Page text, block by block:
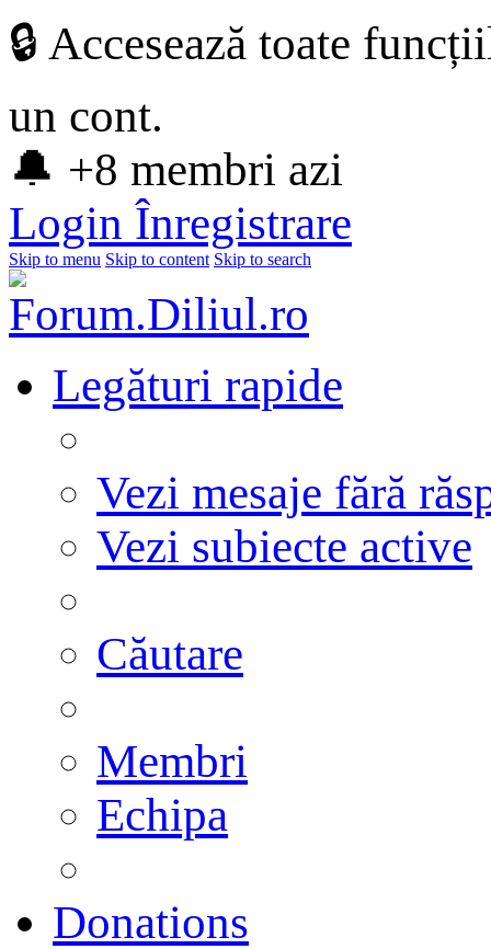
🔒 Accesează toate
un cont.
🔔 +8 membri azi
Login Înregistrare
Skip to menu Skip to content Skip to search
Legături rapide
Vezi mesaje fără
Vezi subiecte active
Căutare
Membri
Echipa
Donations